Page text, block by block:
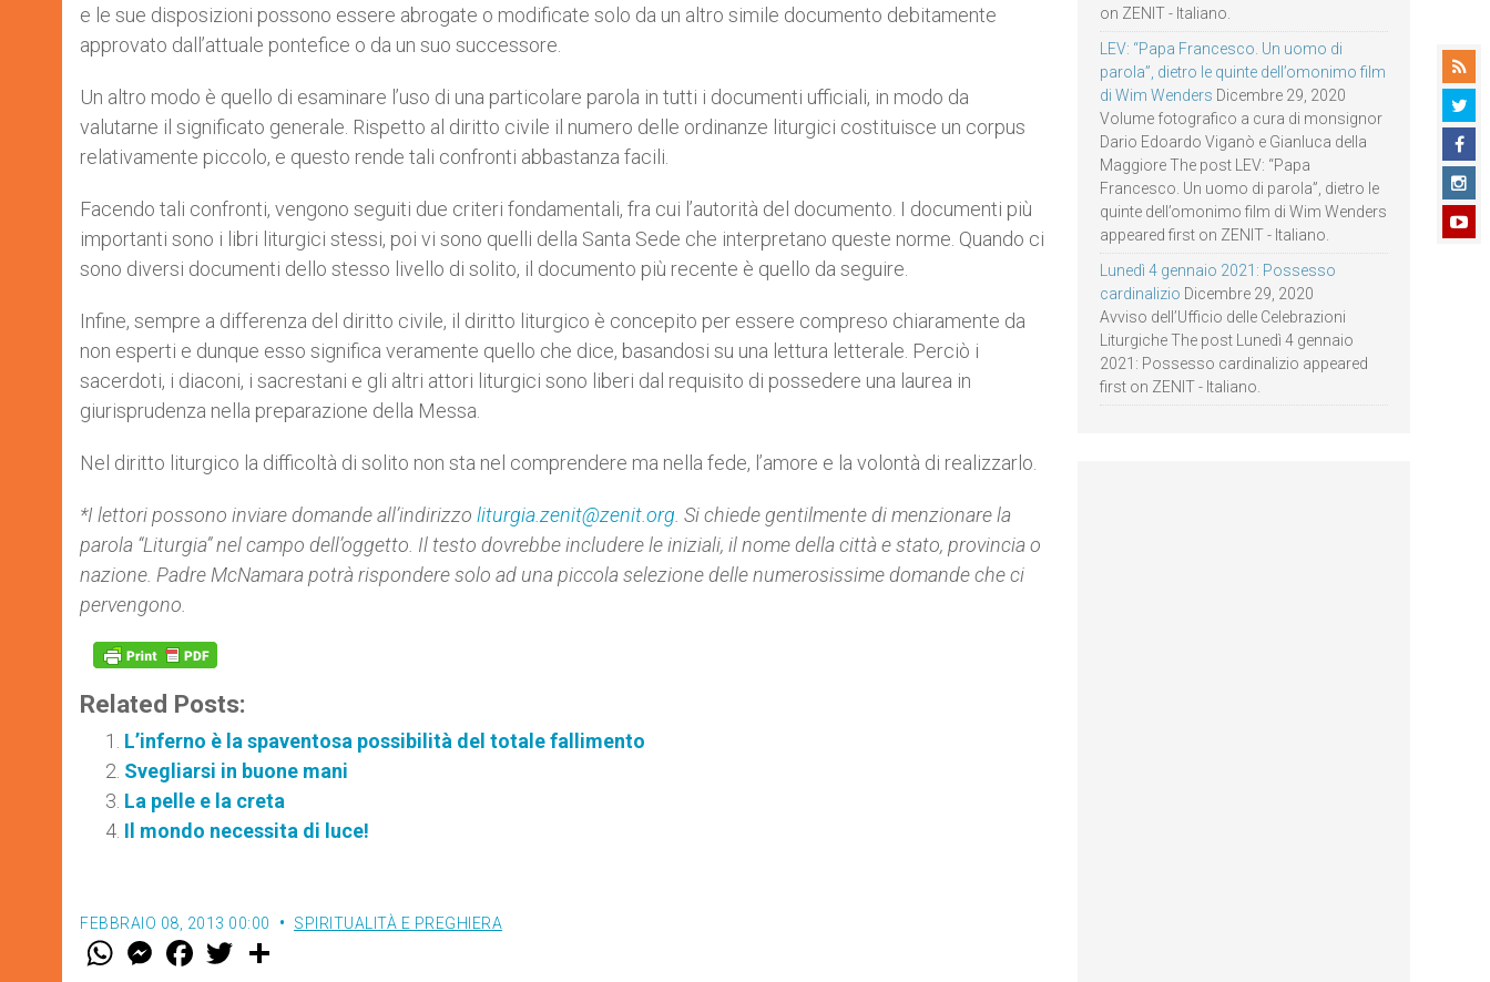
e le sue disposizioni possono essere abrogate o modificate solo da un altro simile documento debitamente
approvato dall’attuale pontefice o da un suo successore.
Un altro modo è quello di esaminare l’uso di una particolare parola in tutti i documenti ufficiali, in modo da
valutarne il significato generale. Rispetto al diritto civile il numero delle ordinanze liturgici costituisce un corpus
relativamente piccolo, e questo rende tali confronti abbastanza facili.
Facendo tali confronti, vengono seguiti due criteri fondamentali, fra cui l’autorità del documento. I documenti più
importanti sono i libri liturgici stessi, poi vi sono quelli della Santa Sede che interpretano queste norme. Quando ci
sono diversi documenti dello stesso livello di solito, il documento più recente è quello da seguire.
Infine, sempre a differenza del diritto civile, il diritto liturgico è concepito per essere compreso chiaramente da
non esperti e dunque esso significa veramente quello che dice, basandosi su una lettura letterale. Perciò i
sacerdoti, i diaconi, i sacrestani e gli altri attori liturgici sono liberi dal requisito di possedere una laurea in
giurisprudenza nella preparazione della Messa.
Nel diritto liturgico la difficoltà di solito non sta nel comprendere ma nella fede, l’amore e la volontà di realizzarlo.
*I lettori possono inviare domande all’indirizzo liturgia.zenit@zenit.org . Si chiede gentilmente di menzionare la
parola “Liturgia” nel campo dell’oggetto. Il testo dovrebbe includere le iniziali, il nome della città e stato, provincia o
nazione. Padre McNamara potrà rispondere solo ad una piccola selezione delle numerosissime domande che ci
pervengono.
Related Posts:
L’inferno è la spaventosa possibilità del totale fallimento
Svegliarsi in buone mani
La pelle e la creta
Il mondo necessita di luce!
FEBBRAIO 08, 2013 00:00 SPIRITUALITÀ E PREGHIERA
W M
e
F
a w
on ZENIT - Italiano.
LEV: “Papa Francesco. Un uomo di
parola”, dietro le quinte dell’omonimo film
di Wim Wenders Dicembre 29, 2020
Volume fotografico a cura di monsignor
Dario Edoardo Viganò e Gianluca della
Maggiore The post LEV: “Papa
Francesco. Un uomo di parola”, dietro le
quinte dell’omonimo film di Wim Wenders
appeared first on ZENIT - Italiano.
Lunedì 4 gennaio 2021: Possesso
cardinalizio Dicembre 29, 2020
Avviso dell’Ufficio delle Celebrazioni
Liturgiche The post Lunedì 4 gennaio
2021: Possesso cardinalizio appeared
first on ZENIT - Italiano.